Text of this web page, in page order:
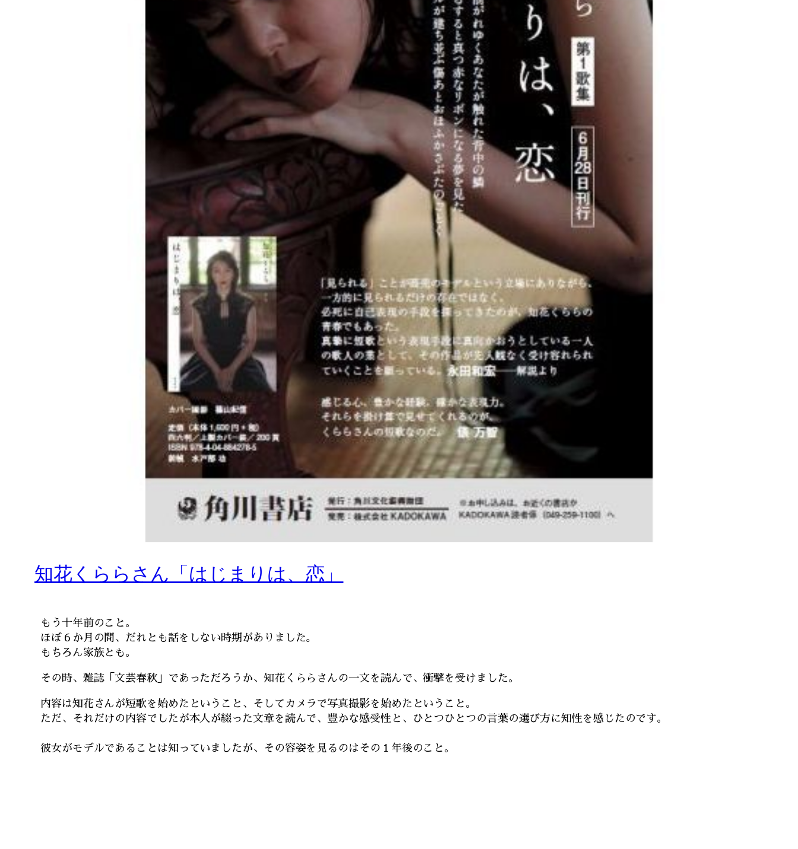
知花くららさん「はじまりは、恋」
もう十年前のこと。
ほぼ６か月の間、だれとも話をしない時期がありました。
もちろん家族とも。
その時、雑誌「文芸春秋」であっただろうか、知花くららさんの一文を読んで、衝撃を受けました。
内容は知花さんが短歌を始めたということ、そしてカメラで写真撮影を始めたということ。
ただ、それだけの内容でしたが本人が綴った文章を読んで、豊かな感受性と、ひとつひとつの言葉の選び方に知性を感じたのです。
彼女がモデルであることは知っていましたが、その容姿を見るのはその１年後のこと。